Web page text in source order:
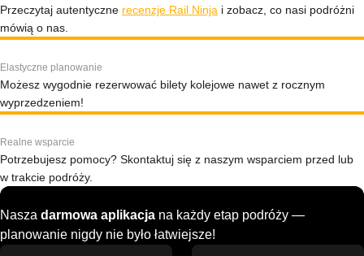
Przeczytaj autentyczne recenzje Rail Ninja i zobacz, co nasi podróżni
mówią o nas.
Elastyczne planowanie
Możesz wygodnie rezerwować bilety kolejowe nawet z rocznym
wyprzedzeniem!
Realne wsparcie
Potrzebujesz pomocy? Skontaktuj się z naszym wsparciem przed lub
w trakcie podróży.
Nasza darmowa aplikacja na każdy etap podróży —
planowanie nigdy nie było łatwiejsze!